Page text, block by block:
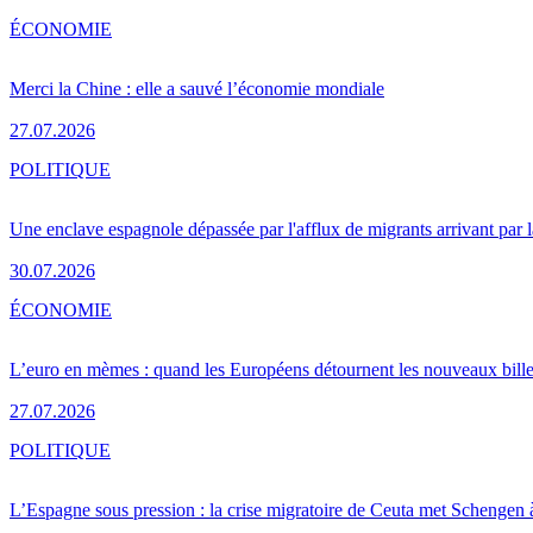
Merci la Chine : elle a sauvé l’économie mondiale
27.07.2026
ÉCONOMIE
Une enclave espagnole dépassée par l'afflux de migrants arrivant par
30.07.2026
POLITIQUE
L’euro en mèmes : quand les Européens détournent les nouveaux
27.07.2026
ÉCONOMIE
L’Espagne sous pression : la crise migratoire de Ceuta met Schengen
POLITIQUE